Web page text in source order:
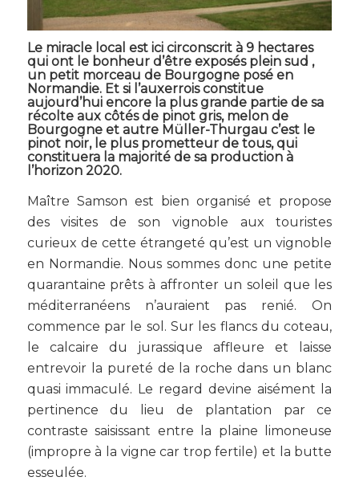
Le miracle local est ici circonscrit à 9 hectares
qui ont le bonheur d’être exposés plein sud ,
un petit morceau de Bourgogne posé en
Normandie. Et si l’auxerrois constitue
aujourd’hui encore la plus grande partie de sa
récolte aux côtés de pinot gris, melon de
Bourgogne et autre Müller-Thurgau c’est le
pinot noir, le plus prometteur de tous, qui
constituera la majorité de sa production à
l’horizon 2020.
Maître Samson est bien organisé et propose
des visites de son vignoble aux touristes
curieux de cette étrangeté qu’est un vignoble
en Normandie. Nous sommes donc une petite
quarantaine prêts à affronter un soleil que les
méditerranéens n’auraient pas renié. On
commence par le sol. Sur les flancs du coteau,
le calcaire du jurassique affleure et laisse
entrevoir la pureté de la roche dans un blanc
quasi immaculé. Le regard devine aisément la
pertinence du lieu de plantation par ce
contraste saisissant entre la plaine limoneuse
(impropre à la vigne car trop fertile) et la butte
esseulée.